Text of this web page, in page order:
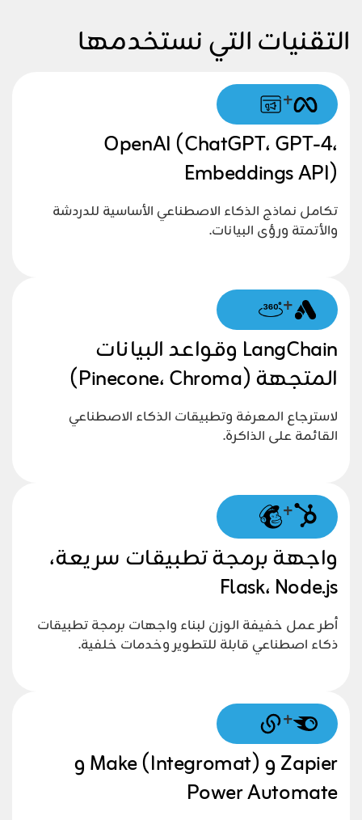
التقنيات التي نستخدمها
+
OpenAI (ChatGPT، GPT-4،
Embeddings API)
تكامل نماذج الذكاء الاصطناعي الأساسية للدردشة
والأتمتة ورؤى البيانات.
+
LangChain وقواعد البيانات
المتجهة (Pinecone، Chroma)
لاسترجاع المعرفة وتطبيقات الذكاء الاصطناعي
القائمة على الذاكرة.
+
واجهة برمجة تطبيقات سريعة،
Flask، Node.js
أطر عمل خفيفة الوزن لبناء واجهات برمجة تطبيقات
ذكاء اصطناعي قابلة للتطوير وخدمات خلفية.
+
Zapier و Make (Integromat) و
Power Automate